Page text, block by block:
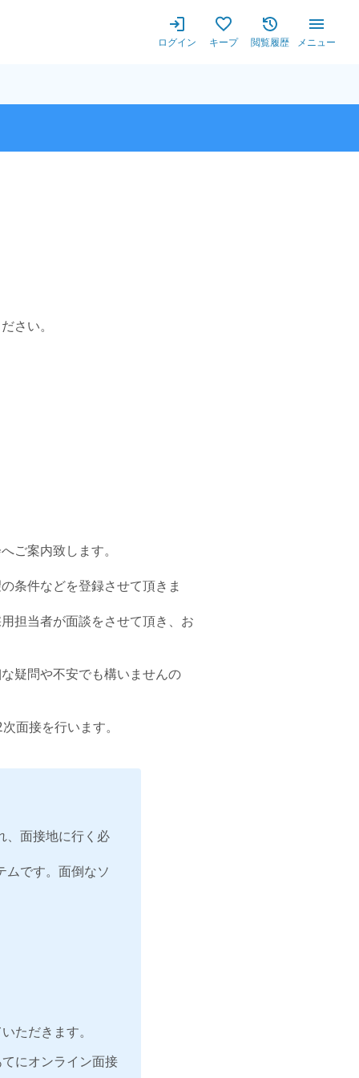
ログイン キープ 閲覧履歴 メニュー
さい。
ご案内致します。
条件などを登録させて頂きま
担当者が面談をさせて頂き、お
疑問や不安でも構いませんの
面接を行います。
、面接地に行く必
ムです。面倒なソ
ただきます。
にオンライン面接